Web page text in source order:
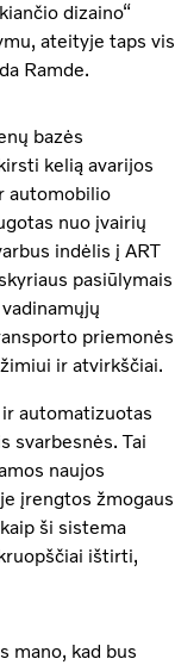
dizaino“
ateityje taps vis
Ramde.
bazės
kelią avarijos
automobilio
nuo įvairių
indėlis į ART
pasiūlymais
priemonės
ir atvirkščiai.
automatizuotas
svarbesnės. Tai
naujos
įrengtos žmogaus
ši sistema
ištirti,
mano, kad bus